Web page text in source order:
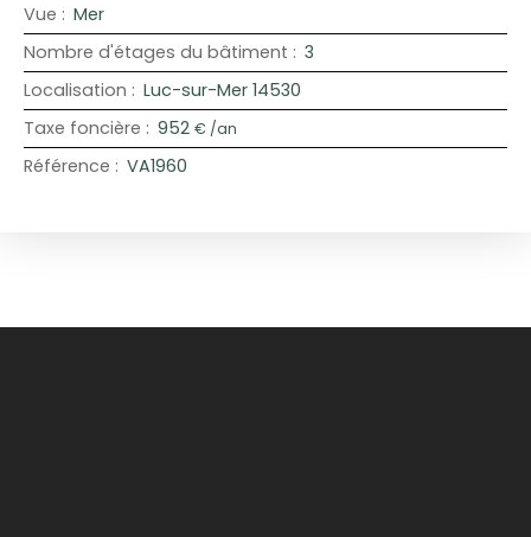
Vue : Mer
Nombre d'étages du bâtiment : 3
Localisation : Luc-sur-Mer 14530
Taxe foncière : 952 € /an
Référence : VA1960